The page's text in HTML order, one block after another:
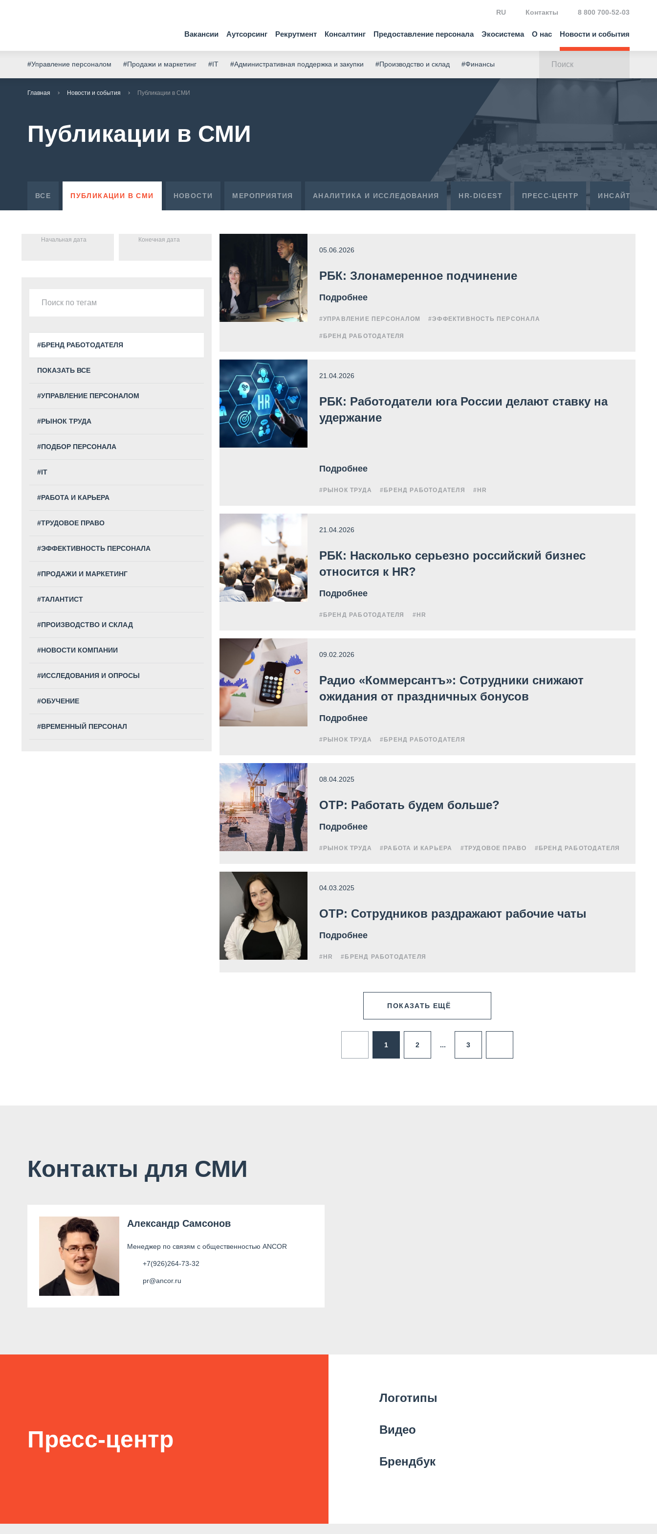
Вакансии Аутсорсинг Рекрутмент Консалтинг Предоставление персонала Экосистема О нас Новости и события
RU Контакты 8 800 700-52-03
#Управление персоналом #Продажи и маркетинг #IT #Административная поддержка и закупки #Производство и склад #Финансы
Главная Новости и события Публикации в СМИ
Публикации в СМИ
ВСЕ ПУБЛИКАЦИИ В СМИ НОВОСТИ МЕРОПРИЯТИЯ АНАЛИТИКА И ИССЛЕДОВАНИЯ HR-DIGEST ПРЕСС-ЦЕНТР ИНСАЙТЫ
Начальная дата Конечная дата
#БРЕНД РАБОТОДАТЕЛЯ
ПОКАЗАТЬ ВСЕ
#УПРАВЛЕНИЕ ПЕРСОНАЛОМ
#РЫНОК ТРУДА
#ПОДБОР ПЕРСОНАЛА
#IT
#РАБОТА И КАРЬЕРА
#ТРУДОВОЕ ПРАВО
#ЭФФЕКТИВНОСТЬ ПЕРСОНАЛА
#ПРОДАЖИ И МАРКЕТИНГ
#ТАЛАНТИСТ
#ПРОИЗВОДСТВО И СКЛАД
#НОВОСТИ КОМПАНИИ
#ИССЛЕДОВАНИЯ И ОПРОСЫ
#ОБУЧЕНИЕ
#ВРЕМЕННЫЙ ПЕРСОНАЛ
05.06.2026
РБК: Злонамеренное подчинение
Подробнее
#УПРАВЛЕНИЕ ПЕРСОНАЛОМ #ЭФФЕКТИВНОСТЬ ПЕРСОНАЛА
#БРЕНД РАБОТОДАТЕЛЯ
21.04.2026
РБК: Работодатели юга России делают ставку на
удержание
Подробнее
#РЫНОК ТРУДА #БРЕНД РАБОТОДАТЕЛЯ #HR
21.04.2026
РБК: Насколько серьезно российский бизнес
относится к HR?
Подробнее
#БРЕНД РАБОТОДАТЕЛЯ #HR
09.02.2026
Радио «Коммерсантъ»: Сотрудники снижают
ожидания от праздничных бонусов
Подробнее
#РЫНОК ТРУДА #БРЕНД РАБОТОДАТЕЛЯ
08.04.2025
ОТР: Работать будем больше?
Подробнее
#РЫНОК ТРУДА #РАБОТА И КАРЬЕРА #ТРУДОВОЕ ПРАВО #БРЕНД РАБОТОДАТЕЛЯ
04.03.2025
ОТР: Сотрудников раздражают рабочие чаты
Подробнее
#HR #БРЕНД РАБОТОДАТЕЛЯ
ПОКАЗАТЬ ЕЩЁ
1 2 ... 3
Контакты для СМИ
Александр Самсонов
Менеджер по связям с общественностью ANCOR
+7(926)264-73-32
pr@ancor.ru
Пресс-центр
Логотипы
Видео
Брендбук